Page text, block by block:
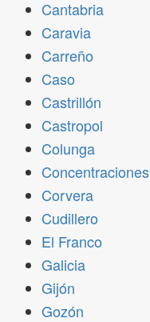
Cantabria
Caravia
Carreño
Caso
Castrillón
Castropol
Colunga
Concentraciones
Corvera
Cudillero
El Franco
Galicia
Gijón
Gozón